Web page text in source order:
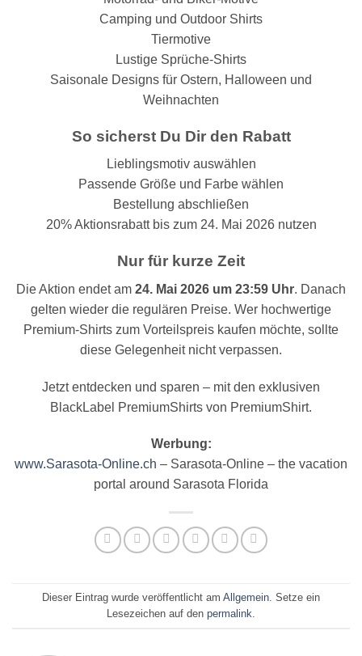
Camping und Outdoor Shirts
Tiermotive
Lustige Sprüche-Shirts
Saisonale Designs für Ostern, Halloween und
Weihnachten
So sicherst Du Dir den Rabatt
Lieblingsmotiv auswählen
Passende Größe und Farbe wählen
Bestellung abschließen
20% Aktionsrabatt bis zum 24. Mai 2026 nutzen
Nur für kurze Zeit
Die Aktion endet am 24. Mai 2026 um 23:59 Uhr. Danach
gelten wieder die regulären Preise. Wer hochwertige
Premium-Shirts zum Vorteilspreis kaufen möchte, sollte
diese Gelegenheit nicht verpassen.
Jetzt entdecken und sparen – mit den exklusiven
BlackLabel PremiumShirts von PremiumShirt.
Werbung:
www.Sarasota-Online.ch – Sarasota-Online – the vacation
portal around Sarasota Florida
Dieser Eintrag wurde veröffentlicht am Allgemein . Setze ein
Lesezeichen auf den permalink